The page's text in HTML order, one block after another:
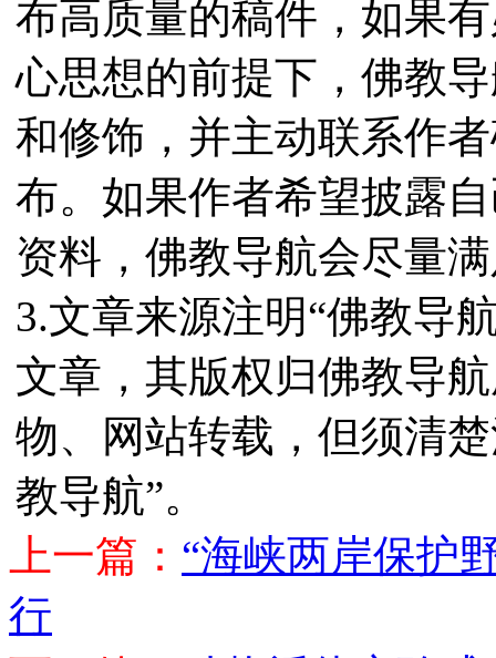
布高质量的稿件，如果
心思想的前提下，佛教
和修饰，并主动联系作
布。如果作者希望披露
资料，佛教导航会尽量
3.文章来源注明“佛教导
文章，其版权归佛教导
物、网站转载，但须清
教导航”。
上一篇： “海峡两岸保护
行